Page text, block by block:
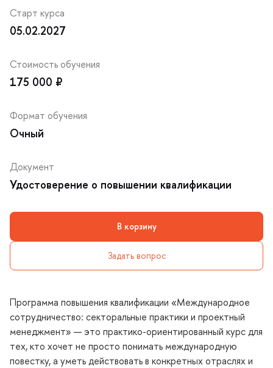
корзину
Задать вопрос
Старт курса
05.02.2027
Стоимость обучения
175 000 ₽
Формат обучения
Очный
Документ
Удостоверение о повышении квалификации
Программа повышения квалификации «Международное
сотрудничество: секторальные практики и проектный
менеджмент» — это практико-ориентированный курс для
тех, кто хочет не просто понимать международную
повестку, а уметь действовать в конкретных отраслях и